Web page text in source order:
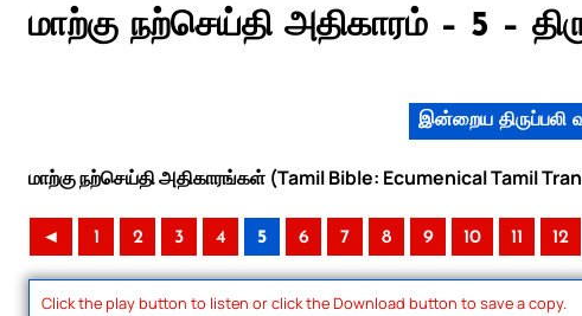
மாற்கு நற்செய்தி அதிகாரம் – 5 –
இன்றைய திருப்பலி
மாற்கு நற்செய்தி அதிகாரங்கள் (Tamil Bible: Ecumenical Tamil
◄ 1 2 3 4 5 6 7 8 9 10 11 12
Click the play button to listen or click the Download button to save a copy.